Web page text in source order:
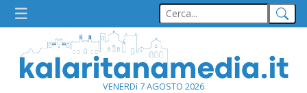
VENERDì 7 AGOSTO 2026